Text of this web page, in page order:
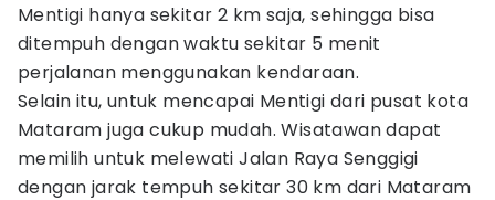
Mentigi hanya sekitar 2 km saja, sehingga bisa
ditempuh dengan waktu sekitar 5 menit
perjalanan menggunakan kendaraan.
Selain itu, untuk mencapai Mentigi dari pusat kota
Mataram juga cukup mudah. Wisatawan dapat
memilih untuk melewati Jalan Raya Senggigi
dengan jarak tempuh sekitar 30 km dari Mataram